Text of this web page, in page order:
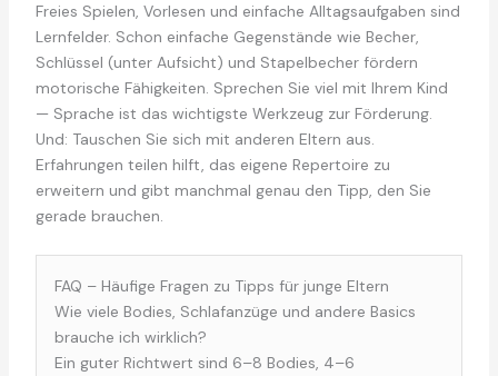
Freies Spielen, Vorlesen und einfache Alltagsaufgaben sind
Lernfelder. Schon einfache Gegenstände wie Becher,
Schlüssel (unter Aufsicht) und Stapelbecher fördern
motorische Fähigkeiten. Sprechen Sie viel mit Ihrem Kind
— Sprache ist das wichtigste Werkzeug zur Förderung.
Und: Tauschen Sie sich mit anderen Eltern aus.
Erfahrungen teilen hilft, das eigene Repertoire zu
erweitern und gibt manchmal genau den Tipp, den Sie
gerade brauchen.
FAQ – Häufige Fragen zu Tipps für junge Eltern
Wie viele Bodies, Schlafanzüge und andere Basics
brauche ich wirklich?
Ein guter Richtwert sind 6–8 Bodies, 4–6